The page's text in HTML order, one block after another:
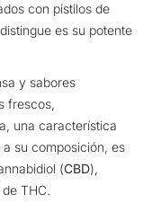
con pistilos de
es su potente
y sabores
frescos,
una característica
su composición, es
(CBD),
THC.